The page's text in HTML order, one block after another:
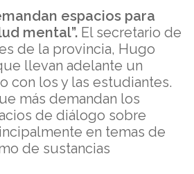
espacios para
mental”. El secretario de
de la provincia, Hugo
llevan adelante un
con los y las estudiantes.
más demandan los
de diálogo sobre
en temas de
de sustancias